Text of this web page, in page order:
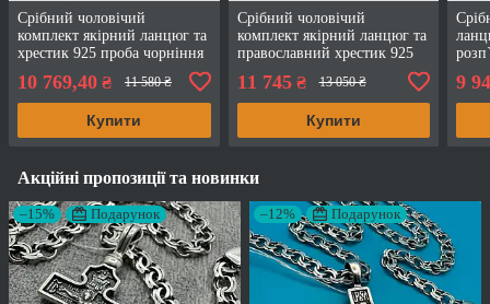
Срібний чоловічий
комплект якірний ланцюг та
хрестик 925 проба чорніння
10 769,40 ₴ 11 580 ₴
Купити
Срібний чоловічий
комплект якірний ланцюг та
православний хрестик 925
11 745₴ 13 050 ₴
Купити
9
Акційні пропозиції та новинки
–15% Подарунок –12% Подарунок